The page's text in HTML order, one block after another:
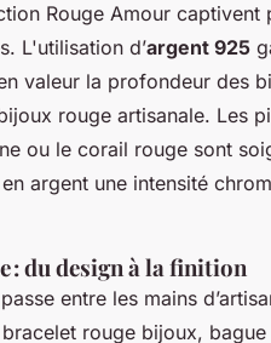
Rouge Amour captivent
L'utilisation d’argent 925
valeur la profondeur des
rouge artisanale. Les
ou le corail rouge sont
argent une intensité
: du design à la finition
entre les mains
rouge bijoux,